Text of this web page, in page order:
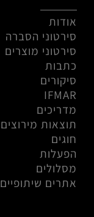
אודות
סירטוני הסברה
סירטוני מוצרים
כתבות
סיקורים
IFMAR
מדריכים
תוצאות מירוצים
חוגים
הפעלות
מסלולים
אתרים שיתופיים